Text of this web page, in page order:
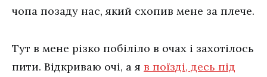
чопа позаду нас, який схопив мене за плече.
Тут в мене різко побіліло в очах і захотілось
пити. Відкриваю очі, а я в поїзді, десь під